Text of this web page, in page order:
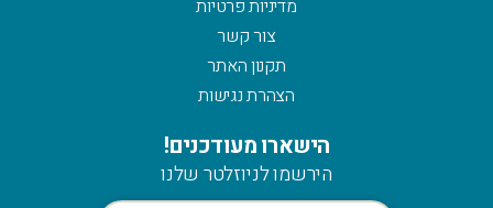
מדיניות פרטיות
צור קשר
תקנון האתר
הצהרת נגישות
הישארו מעודכנים!
הירשמו לניוזלטר שלנו